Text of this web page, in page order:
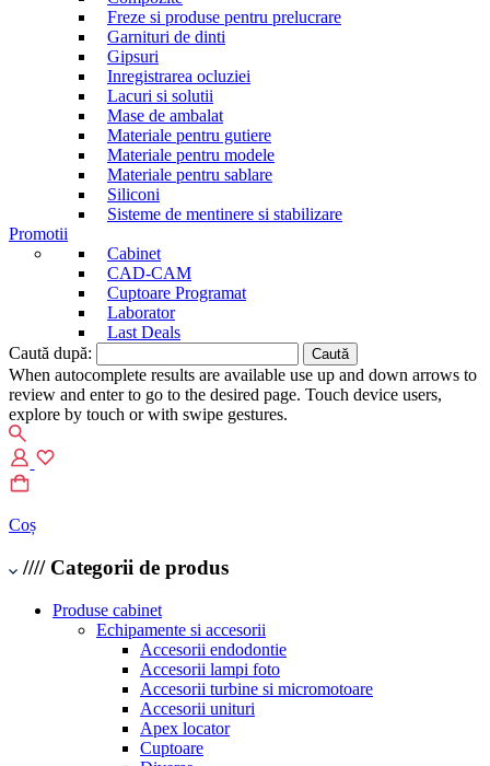
Freze si produse pentru prelucrare
Garnituri de dinti
Gipsuri
Inregistrarea ocluziei
Lacuri si solutii
Mase de ambalat
Materiale pentru gutiere
Materiale pentru modele
Materiale pentru sablare
Siliconi
Sisteme de mentinere si stabilizare
Promotii
Cabinet
CAD-CAM
Cuptoare Programat
Laborator
Last Deals
Caută după:
When autocomplete results are available use up and down arrows to
review and enter to go to the desired page. Touch device users,
explore by touch or with swipe gestures.
Coș
//// Categorii de produs
Produse cabinet
Echipamente si accesorii
Accesorii endodontie
Accesorii lampi foto
Accesorii turbine si micromotoare
Accesorii unituri
Apex locator
Cuptoare